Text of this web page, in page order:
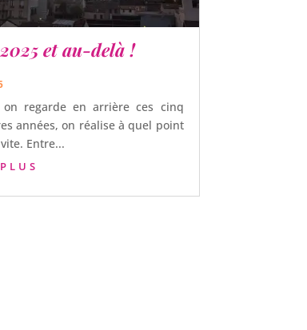
et au-delà !
on regarde en arrière ces cinq
années, on réalise à quel point
Entre...